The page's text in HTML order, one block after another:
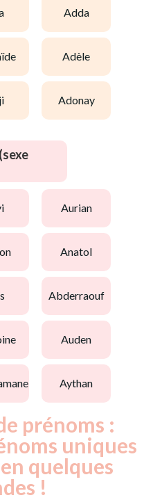
adda
adèle
adonay
aurian
anatol
abderraouf
auden
aythan
prénoms :
uniques
quelques
!